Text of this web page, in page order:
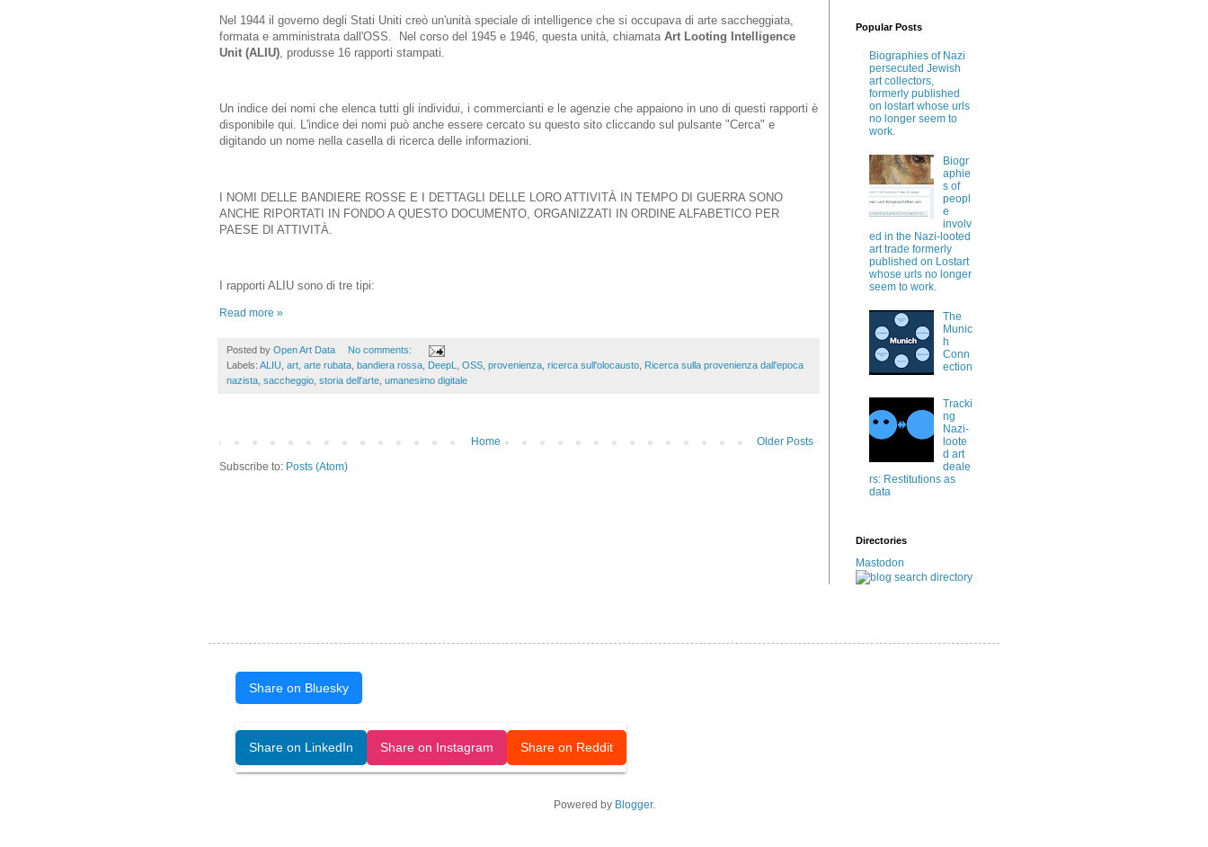
Nel 1944 il governo degli Stati Uniti creò un'unità speciale di intelligence che si occupava di arte saccheggiata,
formata e amministrata dall'OSS. Nel corso del 1945 e 1946, questa unità, chiamata Art Looting Intelligence
Unit (ALIU) , produsse 16 rapporti stampati.
Un indice dei nomi che elenca tutti gli individui, i commercianti e le agenzie che appaiono in uno di questi rapporti è
disponibile qui. L'indice dei nomi può anche essere cercato su questo sito cliccando sul pulsante "Cerca" e
digitando un nome nella casella di ricerca delle informazioni.
I NOMI DELLE BANDIERE ROSSE E I DETTAGLI DELLE LORO ATTIVITÀ IN TEMPO DI GUERRA SONO
ANCHE RIPORTATI IN FONDO A QUESTO DOCUMENTO, ORGANIZZATI IN ORDINE ALFABETICO PER
PAESE DI ATTIVITÀ.
I rapporti ALIU sono di tre tipi:
Read more »
Posted by Open Art Data
No comments:
Labels: ALIU art arte rubata bandiera rossa DeepL OSS provenienza ricerca sull'olocausto Ricerca sulla provenienza dall'epoca
nazista saccheggio storia dell'arte umanesimo digitale
Older Posts
Home
Subscribe to: Posts (Atom)
Popular Posts
Biographies of Nazi
persecuted Jewish
art collectors,
formerly published
on lostart whose urls
no longer seem to
work.
Biogr
aphie
s of
peopl
e
involv
ed in the Nazi-looted
art trade formerly
published on Lostart
whose urls no longer
seem to work.
The
Munic
h
Conn
ection
Tracki
ng
Nazi-
loote
d art
deale
rs: Restitutions as
data
Directories
Mastodon
Share on Bluesky
Share on LinkedIn Share on Instagram Share on Reddit
Powered by Blogger.